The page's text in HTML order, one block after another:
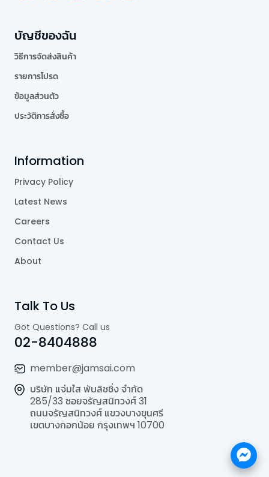
บัญชีของฉัน
วิธีการจัดส่งสินค้า
รายการโปรด
ข้อมูลส่วนตัว
ประวัติการสั่งซื้อ
Information
Privacy Policy
Latest News
Careers
Contact Us
About
Talk To Us
Got Questions? Call us
02-8404888
member@jamsai.com
บริษัท แจ่มใส พับลิชชิ่ง จำกัด
285/33 ซอยจรัญสนิทวงศ์ 31
ถนนจรัญสนิทวงศ์ แขวงบางขุนศรี
เขตบางกอกน้อย กรุงเทพฯ 10700